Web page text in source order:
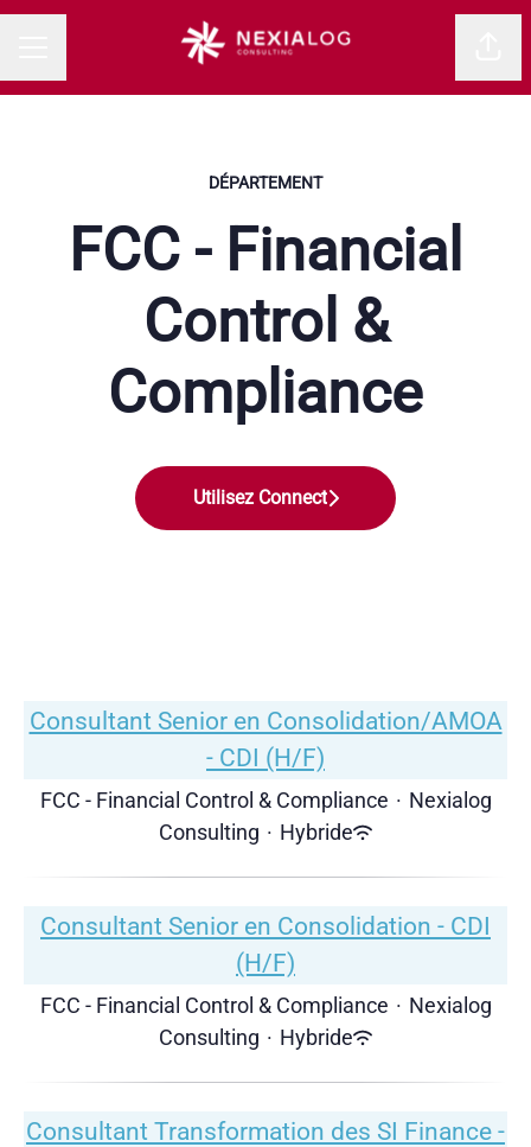
DÉPARTEMENT
FCC - Financial
Control &
Compliance
Utilisez Connect
Consultant Senior en Consolidation/AMOA
- CDI (H/F)
FCC - Financial Control & Compliance · Nexialog
Consulting · Hybride
Consultant Senior en Consolidation - CDI
(H/F)
FCC - Financial Control & Compliance · Nexialog
Consulting · Hybride
Consultant Transformation des SI Finance -